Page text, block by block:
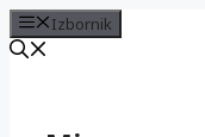
Izbornik
sadržaj